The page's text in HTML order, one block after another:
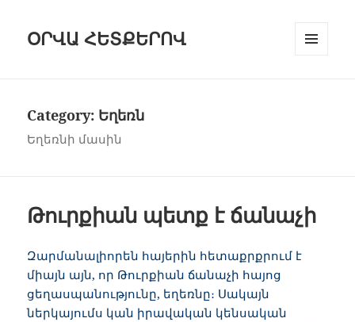
ՕՐՎԱ ՀԵՏՔԵՐՈՎ
Category: Եղեռն
Եղեռնի մասին
Թուրքիան պետք է ճանաչի
Զարմանալիորեն հայերին հետաքրքրում է
միայն այն, որ Թուրքիան ճանաչի հայոց
ցեղասպանությունը, եղեռնը։ Սակայն
ներկայումս կան իրավական կենսական